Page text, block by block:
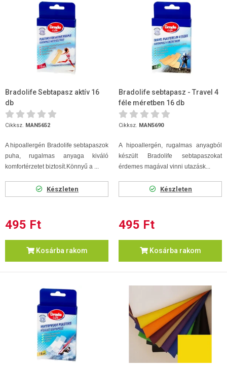
Bradolife Sebtapasz aktív 16
db
Cikksz. MAN5652
A hipoallergén Bradolife sebtapaszok
puha, rugalmas anyaga kiváló
komfortérzetet biztosít.Könnyű a ...
Készleten
495 Ft
Kosárba rakom
Bradolife sebtapasz - Travel 4
féle méretben 16 db
Cikksz. MAN5690
A hipoallergén, rugalmas anyagból
készült Bradolife sebtapaszokat
érdemes magával vinni utazásk...
Készleten
495 Ft
Kosárba rakom